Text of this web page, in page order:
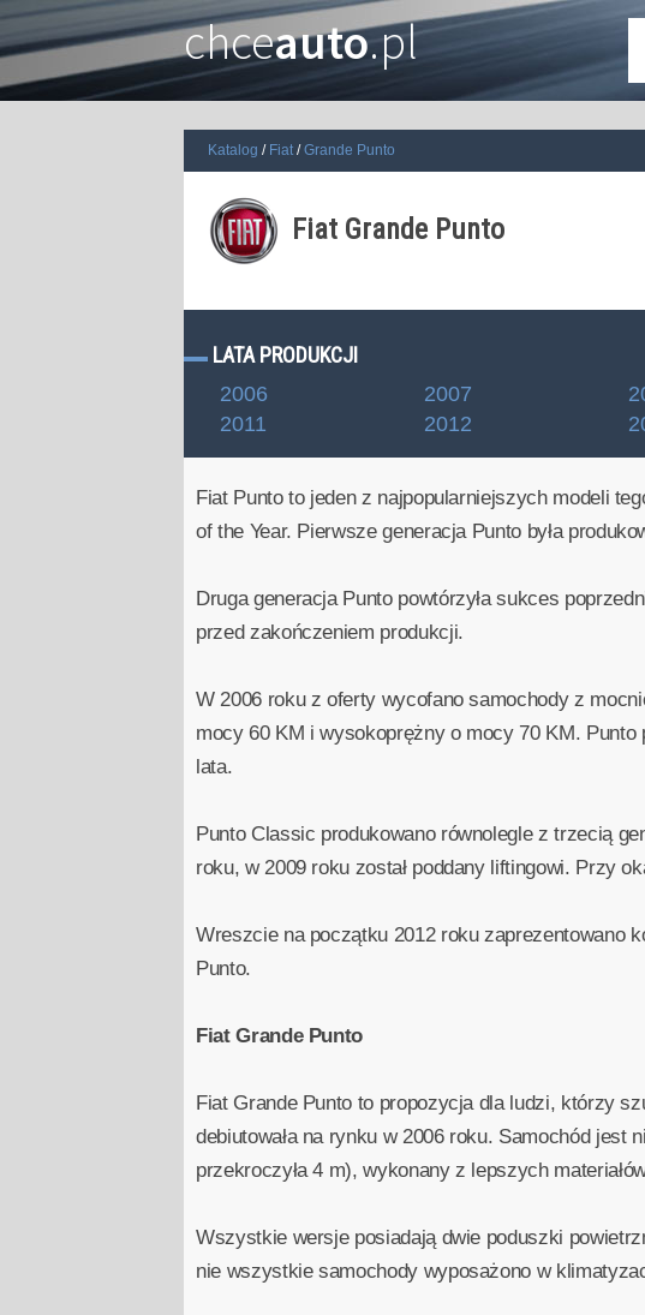
chceauto.pl
Katalog Fiat Grande Punto
Fiat Grande Punto
LATA PRODUKCJI
2006 2007
2011
2012
Fiat Punto to jeden z najpopularniejszych modeli
of the Year. Pierwsze generacja Punto była
Druga generacja Punto powtórzyła sukces
przed zakończeniem produkcji.
W 2006 roku z oferty wycofano samochody z
mocy 60 KM i wysokoprężny o mocy 70 KM.
lata.
Punto Classic produkowano równolegle z trzecią
roku, w 2009 roku został poddany liftingowi. Przy
Wreszcie na początku 2012 roku zaprezentowano
Punto.
Fiat Grande Punto
Fiat Grande Punto to propozycja dla ludzi, którzy
debiutowała na rynku w 2006 roku. Samochód jest
przekroczyła 4 m), wykonany z lepszych
Wszystkie wersje posiadają dwie poduszki
nie wszystkie samochody wyposażono w